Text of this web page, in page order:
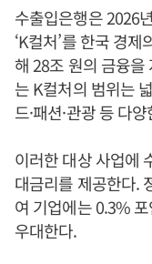
수출입은행은 2026
‘K컬처’를 한국 경
해 28조 원의 금융을
는 K컬처의 범위는
드·패션·관광 등 다
이러한 대상 사업에
대금리를 제공한다.
여 기업에는 0.3%
우대한다.